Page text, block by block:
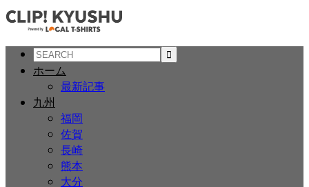
ホーム
最新記事
九州
福岡
佐賀
長崎
熊本
大分